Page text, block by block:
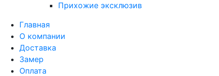
Прихожие эксклюзив
Главная
О компании
Доставка
Замер
Оплата